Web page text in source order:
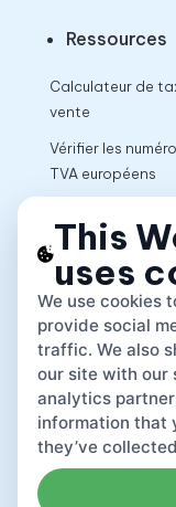
Ressources
Calculateur de
vente
Vérifier les
TVA européens
This
uses
We use cookies
provide social
traffic. We also
our site with our
analytics
information that
they’ve